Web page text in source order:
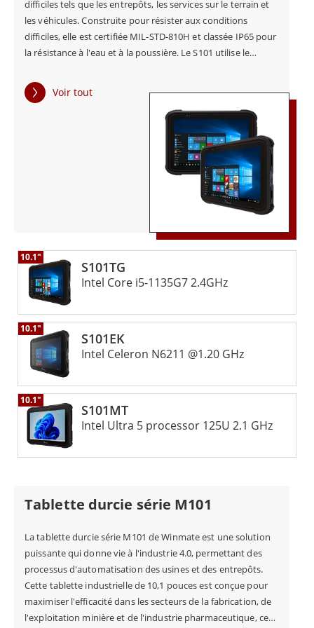
difficiles tels que les entrepôts, les services sur le terrain et
les véhicules. Construite pour résister aux conditions
difficiles, elle est certifiée MIL-STD-810H et classée IP65 pour
la résistance à l'eau et à la poussière. Le S101 utilise le
Windows 10 IoT Enterprise. Elle offre des performances
stables tout en consommant moins d'énergie. Cette
tablette de qualité industrielle prend en charge le WLAN, le
BT 5.2, le GPS, le GLONASS et, en option, la 4G LTE pour une
communication en temps réel. Équipée de caméras avant et
arrière, et d'un lecteur de codes-barres en option, elle
permet une capture flexible des données sur le terrain. Avec
des accessoires optionnels tels que des sangles pour les
mains et les épaules, le S101 est idéal pour les travailleurs
mobiles. La Winmate S101 est une tablette robuste et fiable.
chaînes de montage et le diagnostic des véhicules.
Voir tout
S101TG
10.1"
Intel Core i5-1135G7 2.4GHz
S101EK
10.1"
Intel Celeron N6211 @1.20 GHz
S101MT
10.1"
Intel Ultra 5 processor 125U 2.1 GHz
Tablette durcie série M101
La tablette durcie série M101 de Winmate est une solution
puissante qui donne vie à l'industrie 4.0, permettant des
processus d'automatisation des usines et des entrepôts.
Cette tablette industrielle de 10,1 pouces est conçue pour
maximiser l'efficacité dans les secteurs de la fabrication, de
l'exploitation minière et de l'industrie pharmaceutique, ce